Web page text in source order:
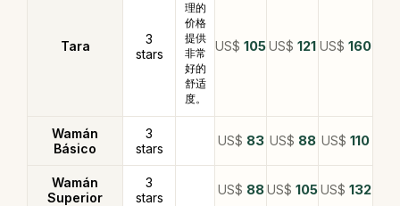
Tara
3
stars
理的
价格
提供
非常
好的
舒适
度。
US$ 105US$ 121 US$ 160
Wamán
Básico
3
stars
US$ 83 US$ 88 US$ 110
Wamán
Superior
3
stars
US$ 88 US$ 105US$ 132